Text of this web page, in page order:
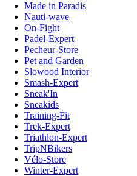
Made in Paradis
Nauti-wave
On-Fight
Padel-Expert
Pecheur-Store
Pet and Garden
Slowood Interior
Smash-Expert
Sneak'In
Sneakids
Training-Fit
Trek-Expert
Triathlon-Expert
TripNBikers
Vélo-Store
Winter-Expert